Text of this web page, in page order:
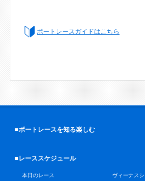
ボートレースガイドはこちら
■ボートレースを知る楽しむ
■レーススケジュール
本日のレース
ヴィーナス